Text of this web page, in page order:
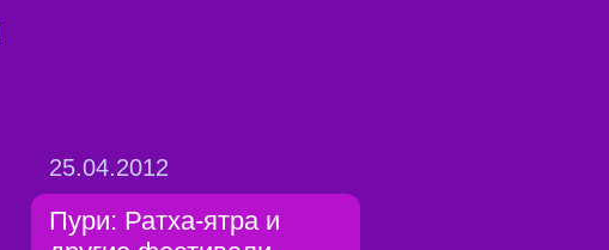
25.04.2012
Пури: Ратха-ятра и